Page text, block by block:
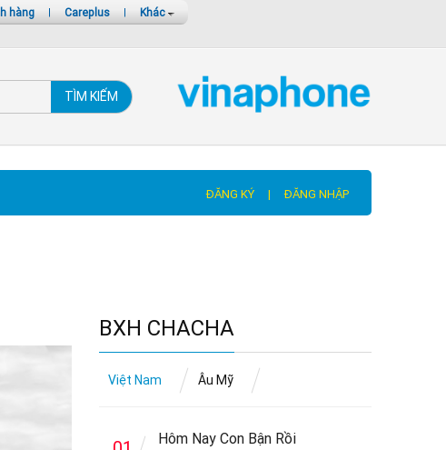
hàng | Careplus | Khác
TÌM KIẾM
ĐĂNG KÝ | ĐĂNG NHẬP
BXH CHACHA
Việt Nam Âu Mỹ
Hôm Nay Con Bận Rồi